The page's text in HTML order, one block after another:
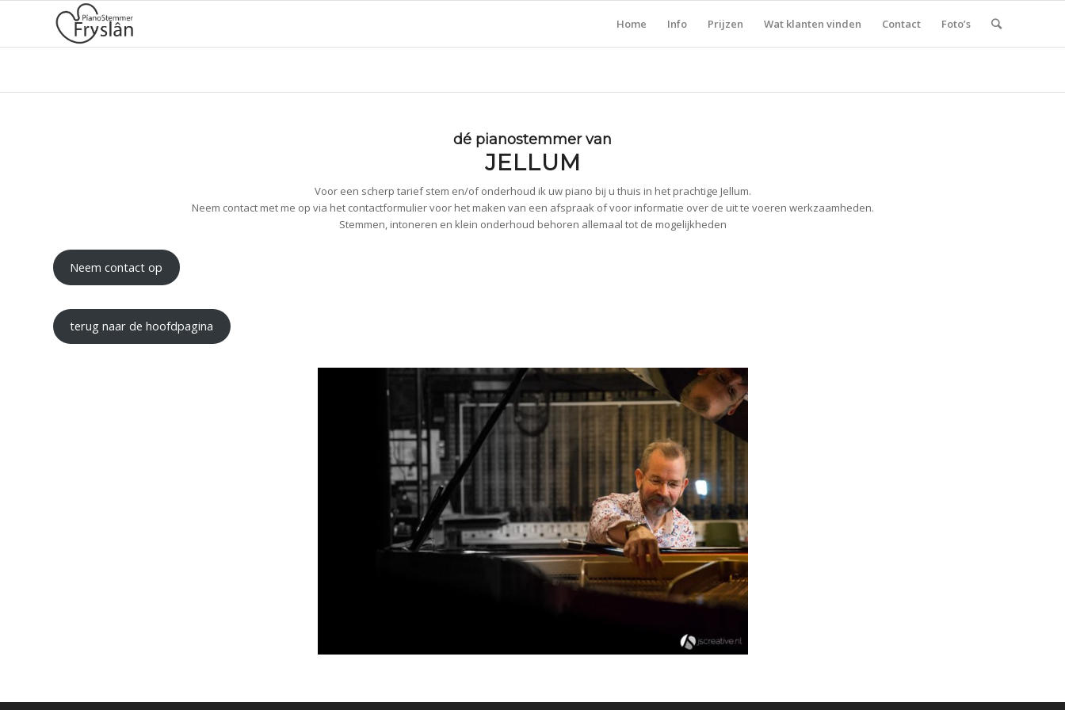
Home Info Prijzen Wat klanten vinden Contact Foto’s
dé pianostemmer van
JELLUM
Voor een scherp tarief stem en/of onderhoud ik uw piano bij u thuis in het prachtige Jellum.
Neem contact met me op via het contactformulier voor het maken van een afspraak of voor informatie over de uit te voeren werkzaamheden.
Stemmen, intoneren en klein onderhoud behoren allemaal tot de mogelijkheden
Neem contact op
terug naar de hoofdpagina